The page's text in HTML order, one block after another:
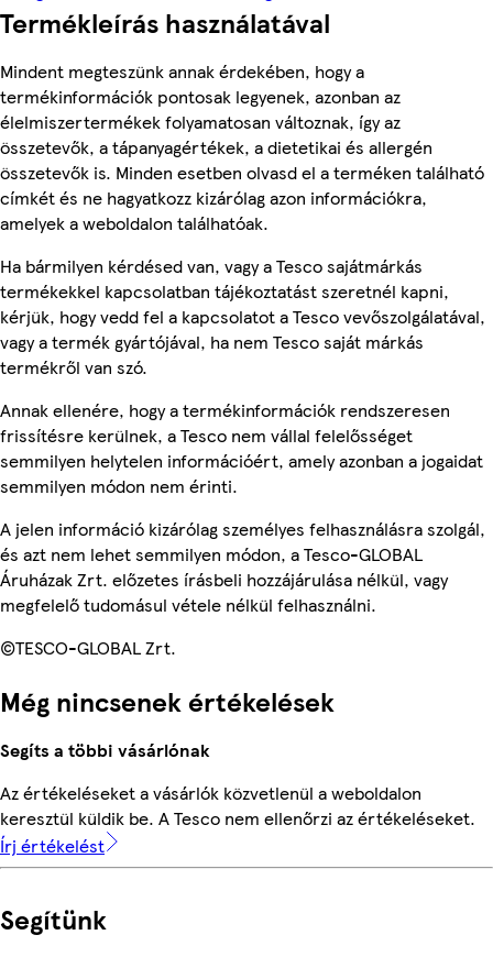
Termékleírás használatával
Mindent megteszünk annak érdekében, hogy a
termékinformációk pontosak legyenek, azonban az
élelmiszertermékek folyamatosan változnak, így az
összetevők, a tápanyagértékek, a dietetikai és allergén
összetevők is. Minden esetben olvasd el a terméken található
címkét és ne hagyatkozz kizárólag azon információkra,
amelyek a weboldalon találhatóak.
Ha bármilyen kérdésed van, vagy a Tesco sajátmárkás
termékekkel kapcsolatban tájékoztatást szeretnél kapni,
kérjük, hogy vedd fel a kapcsolatot a Tesco vevőszolgálatával,
vagy a termék gyártójával, ha nem Tesco saját márkás
termékről van szó.
Annak ellenére, hogy a termékinformációk rendszeresen
frissítésre kerülnek, a Tesco nem vállal felelősséget
semmilyen helytelen információért, amely azonban a jogaidat
semmilyen módon nem érinti.
A jelen információ kizárólag személyes felhasználásra szolgál,
és azt nem lehet semmilyen módon, a Tesco-GLOBAL
Áruházak Zrt. előzetes írásbeli hozzájárulása nélkül, vagy
megfelelő tudomásul vétele nélkül felhasználni.
©TESCO-GLOBAL Zrt.
Még nincsenek értékelések
Segíts a többi vásárlónak
Az értékeléseket a vásárlók közvetlenül a weboldalon
keresztül küldik be. A Tesco nem ellenőrzi az értékeléseket.
Írj értékelést
Segítünk